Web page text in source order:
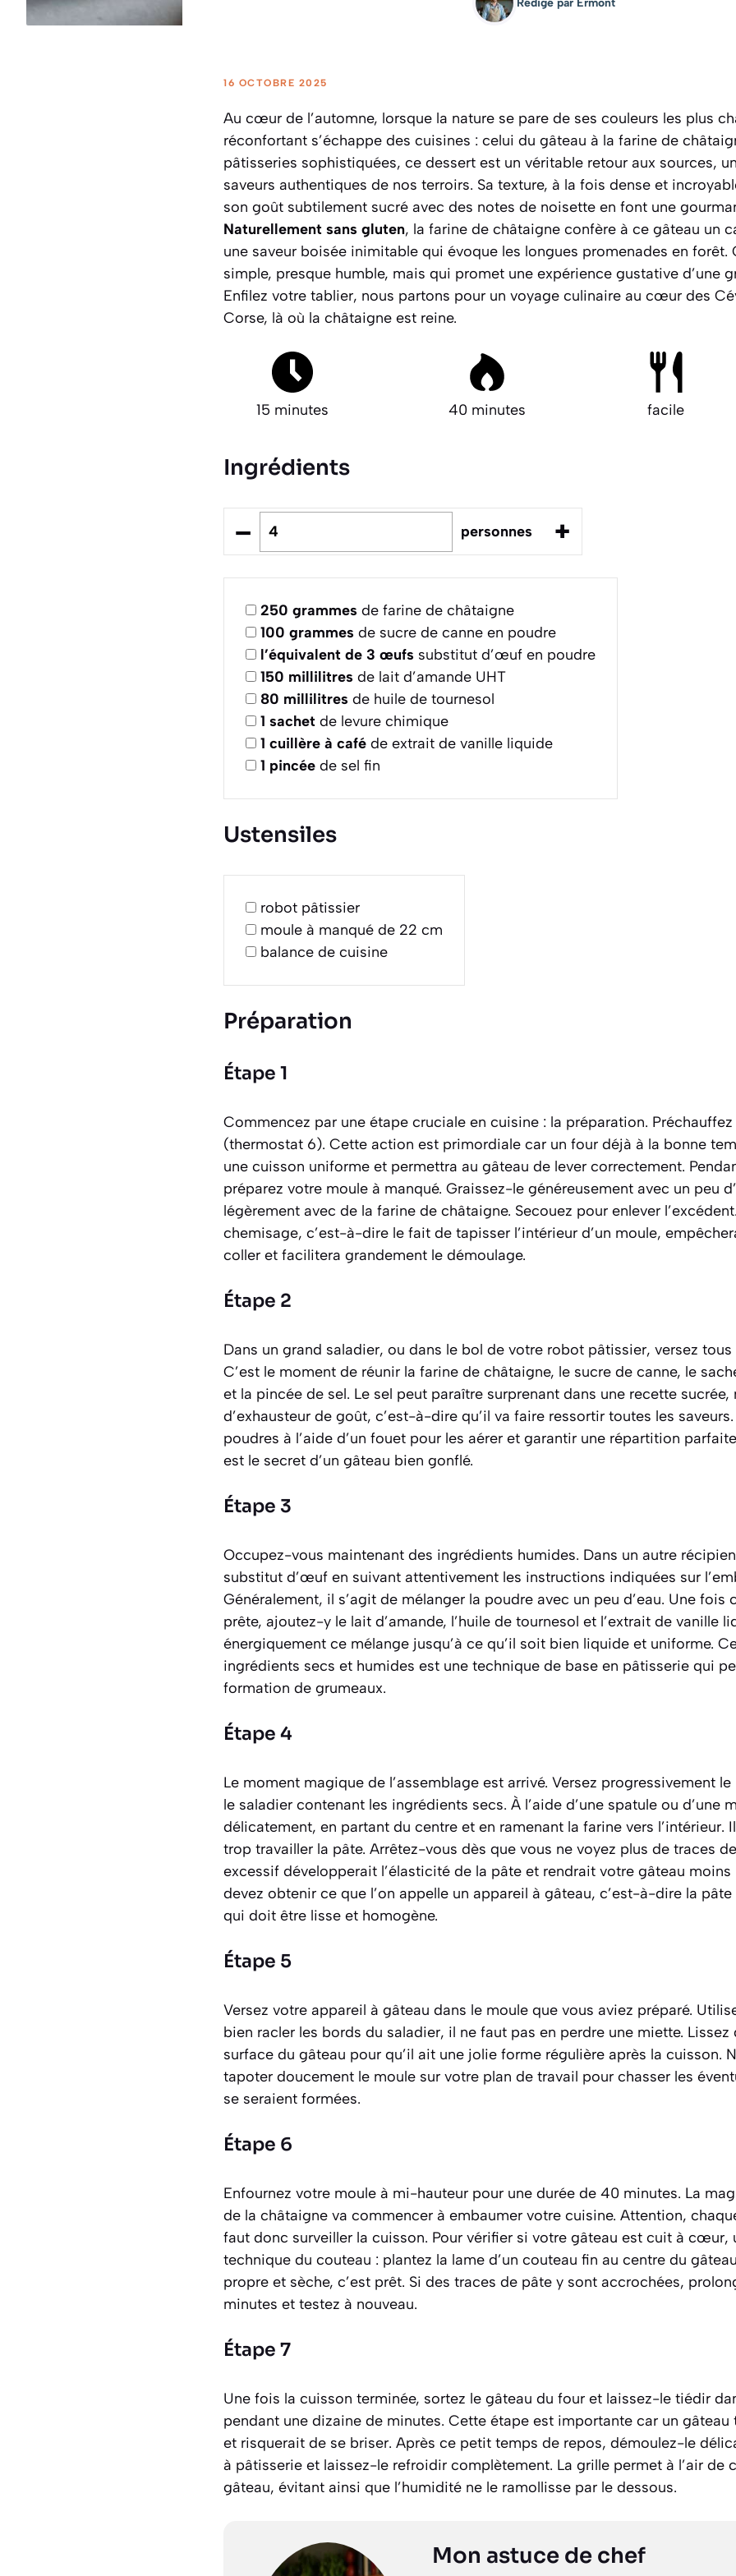
Rédigé par Ermont
16 OCTOBRE 2025
Au cœur de l’automne, lorsque la nature se pare de ses couleurs les plus
réconfortant s’échappe des cuisines : celui du gâteau à la farine de
pâtisseries sophistiquées, ce dessert est un véritable retour aux sources,
saveurs authentiques de nos terroirs. Sa texture, à la fois dense et
son goût subtilement sucré avec des notes de noisette en font une
Naturellement sans gluten, la farine de châtaigne confère à ce gâteau un
une saveur boisée inimitable qui évoque les longues promenades en forêt.
simple, presque humble, mais qui promet une expérience gustative d’une
Enfilez votre tablier, nous partons pour un voyage culinaire au cœur des
Corse, là où la châtaigne est reine.
15 minutes 40 minutes facile
Ingrédients
– personnes +
250 grammes de farine de châtaigne
100 grammes de sucre de canne en poudre
l’équivalent de 3 œufs substitut d’œuf en poudre
150 millilitres de lait d’amande UHT
80 millilitres de huile de tournesol
1 sachet de levure chimique
1 cuillère à café de extrait de vanille liquide
1 pincée de sel fin
Ustensiles
robot pâtissier
moule à manqué de 22 cm
balance de cuisine
Préparation
Étape 1
Commencez par une étape cruciale en cuisine : la préparation. Préchauffez
(thermostat 6). Cette action est primordiale car un four déjà à la bonne
une cuisson uniforme et permettra au gâteau de lever correctement.
préparez votre moule à manqué. Graissez-le généreusement avec un peu
légèrement avec de la farine de châtaigne. Secouez pour enlever
chemisage, c’est-à-dire le fait de tapisser l’intérieur d’un moule,
coller et facilitera grandement le démoulage.
Étape 2
Dans un grand saladier, ou dans le bol de votre robot pâtissier, versez
C’est le moment de réunir la farine de châtaigne, le sucre de canne, le
et la pincée de sel. Le sel peut paraître surprenant dans une recette
d’exhausteur de goût, c’est-à-dire qu’il va faire ressortir toutes les
poudres à l’aide d’un fouet pour les aérer et garantir une répartition
est le secret d’un gâteau bien gonflé.
Étape 3
Occupez-vous maintenant des ingrédients humides. Dans un autre
substitut d’œuf en suivant attentivement les instructions indiquées sur
Généralement, il s’agit de mélanger la poudre avec un peu d’eau. Une fois
prête, ajoutez-y le lait d’amande, l’huile de tournesol et l’extrait de vanille
énergiquement ce mélange jusqu’à ce qu’il soit bien liquide et uniforme.
ingrédients secs et humides est une technique de base en pâtisserie qui
formation de grumeaux.
Étape 4
Le moment magique de l’assemblage est arrivé. Versez progressivement
le saladier contenant les ingrédients secs. À l’aide d’une spatule ou d’une
délicatement, en partant du centre et en ramenant la farine vers l’intérieur.
trop travailler la pâte. Arrêtez-vous dès que vous ne voyez plus de traces
excessif développerait l’élasticité de la pâte et rendrait votre gâteau moins
devez obtenir ce que l’on appelle un appareil à gâteau, c’est-à-dire la
qui doit être lisse et homogène.
Étape 5
Versez votre appareil à gâteau dans le moule que vous aviez préparé.
bien racler les bords du saladier, il ne faut pas en perdre une miette.
surface du gâteau pour qu’il ait une jolie forme régulière après la cuisson.
tapoter doucement le moule sur votre plan de travail pour chasser les
se seraient formées.
Étape 6
Enfournez votre moule à mi-hauteur pour une durée de 40 minutes. La
de la châtaigne va commencer à embaumer votre cuisine. Attention,
faut donc surveiller la cuisson. Pour vérifier si votre gâteau est cuit à cœur,
technique du couteau : plantez la lame d’un couteau fin au centre du
propre et sèche, c’est prêt. Si des traces de pâte y sont accrochées,
minutes et testez à nouveau.
Étape 7
Une fois la cuisson terminée, sortez le gâteau du four et laissez-le tiédir
pendant une dizaine de minutes. Cette étape est importante car un
et risquerait de se briser. Après ce petit temps de repos, démoulez-le
à pâtisserie et laissez-le refroidir complètement. La grille permet à l’air de
gâteau, évitant ainsi que l’humidité ne le ramollisse par le dessous.
Mon astuce de chef